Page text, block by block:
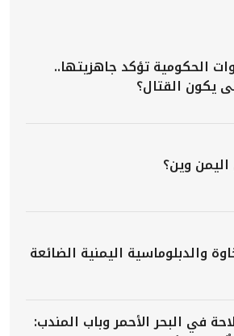
الحكومية تؤكد جاهزيتها..
يكون القتال؟
وين؟
والدبلوماسية اليمنية الضائعة
في البحر الأحمر وباب المندب: